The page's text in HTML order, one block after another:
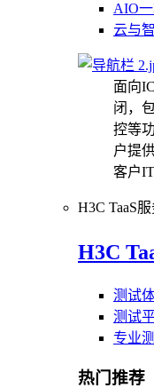
AIO
云与
面向
闭，
控等
户提
客户
H3C TaaS
H3C
测试
测试
专业
热门推荐